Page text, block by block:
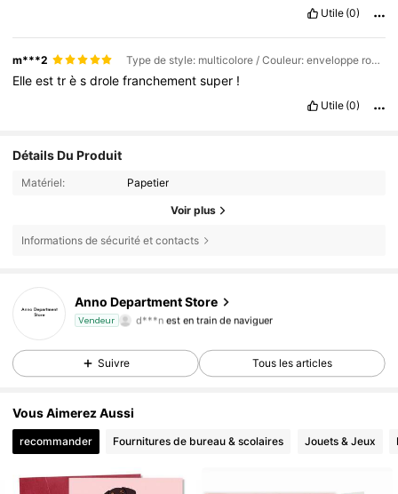
Utile (0)
m***2 Type de style: multicolore / Couleur: enveloppe rose / Quantité: 1PC
Elleesttrèsdrolefranchementsuper !
Utile (0)
Détails Du Produit
Matériel: Papetier
Voir plus
Informations de sécurité et contacts
Anno Department Store
Vendeur
4,88
36 Suiveurs
d***nest en train de naviguer
4,88 36 Suiveurs
Suivre Tous les articles
Vous Aimerez Aussi
recommander Fournitures de bureau & scolaires Jouets & Jeux